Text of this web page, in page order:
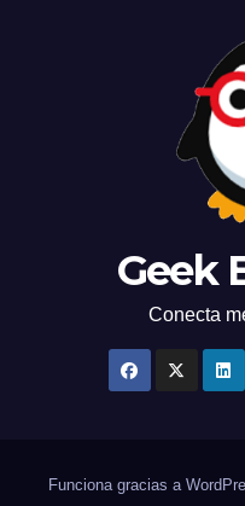
Geek
Conecta
Funciona gracias a